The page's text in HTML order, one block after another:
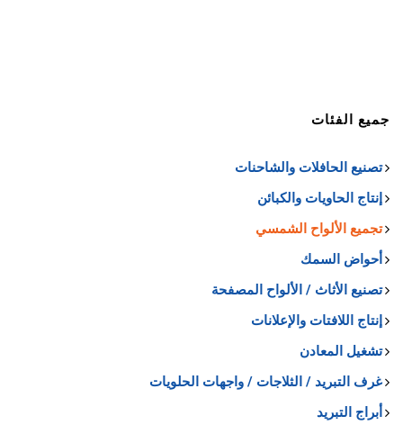
جميع الفئات
تصنيع الحافلات والشاحنات
إنتاج الحاويات والكبائن
تجميع الألواح الشمسي
أحواض السمك
تصنيع الأثاث / الألواح المصفحة
إنتاج اللافتات والإعلانات
تشغيل المعادن
غرف التبريد / الثلاجات / واجهات الحلويات
أبراج التبريد